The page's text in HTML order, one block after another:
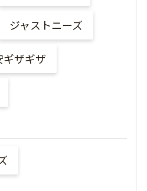
ジャストニーズ
ギザギザ